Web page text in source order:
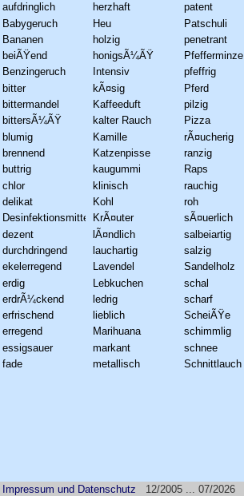
aufdringlich
Babygeruch
Bananen
beiÃŸend
Benzingeruch
bitter
bittermandel
bittersÃ¼ÃŸ
blumig
brennend
buttrig
chlor
delikat
Desinfektionsmittel
dezent
durchdringend
ekelerregend
erdig
erdrÃ¼ckend
erfrischend
erregend
essigsauer
fade
herzhaft
Heu
holzig
honigsÃ¼ÃŸ
Intensiv
kÃ¤sig
Kaffeeduft
kalter Rauch
Kamille
Katzenpisse
kaugummi
klinisch
Kohl
KrÃ¤uter
lÃ¤ndlich
lauchartig
Lavendel
Lebkuchen
ledrig
lieblich
Marihuana
markant
metallisch
patent
Patschuli
penetrant
Pfefferminze
pfeffrig
Pferd
pilzig
Pizza
rÃ¤ucherig
ranzig
Raps
rauchig
roh
sÃ¤uerlich
salbeiartig
salzig
Sandelholz
schal
scharf
ScheiÃŸe
schimmlig
schnee
Schnittlauch
Impressum und Datenschutz 12/2005 ... 07/2026